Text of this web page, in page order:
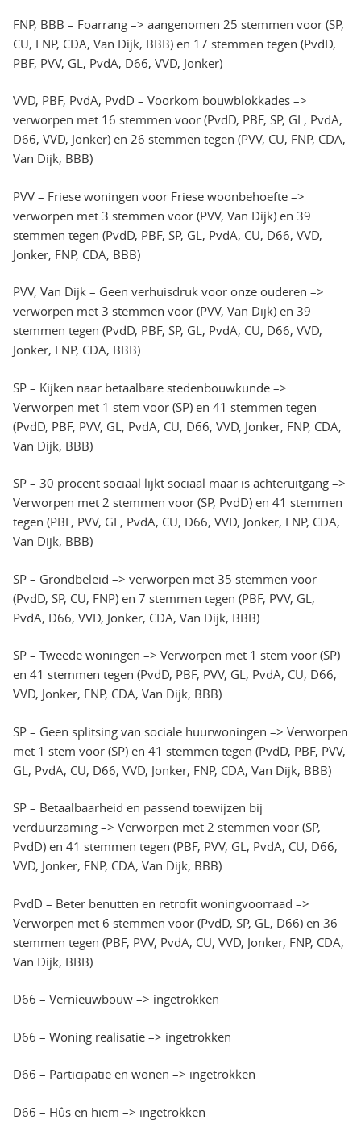
FNP, BBB – Foarrang –> aangenomen 25 stemmen voor (SP,
CU, FNP, CDA, Van Dijk, BBB) en 17 stemmen tegen (PvdD,
PBF, PVV, GL, PvdA, D66, VVD, Jonker)
VVD, PBF, PvdA, PvdD – Voorkom bouwblokkades –>
verworpen met 16 stemmen voor (PvdD, PBF, SP, GL, PvdA,
D66, VVD, Jonker) en 26 stemmen tegen (PVV, CU, FNP, CDA,
Van Dijk, BBB)
PVV – Friese woningen voor Friese woonbehoefte –>
verworpen met 3 stemmen voor (PVV, Van Dijk) en 39
stemmen tegen (PvdD, PBF, SP, GL, PvdA, CU, D66, VVD,
Jonker, FNP, CDA, BBB)
PVV, Van Dijk – Geen verhuisdruk voor onze ouderen –>
verworpen met 3 stemmen voor (PVV, Van Dijk) en 39
stemmen tegen (PvdD, PBF, SP, GL, PvdA, CU, D66, VVD,
Jonker, FNP, CDA, BBB)
SP – Kijken naar betaalbare stedenbouwkunde –>
Verworpen met 1 stem voor (SP) en 41 stemmen tegen
(PvdD, PBF, PVV, GL, PvdA, CU, D66, VVD, Jonker, FNP, CDA,
Van Dijk, BBB)
SP – 30 procent sociaal lijkt sociaal maar is achteruitgang –>
Verworpen met 2 stemmen voor (SP, PvdD) en 41 stemmen
tegen (PBF, PVV, GL, PvdA, CU, D66, VVD, Jonker, FNP, CDA,
Van Dijk, BBB)
SP – Grondbeleid –> verworpen met 35 stemmen voor
(PvdD, SP, CU, FNP) en 7 stemmen tegen (PBF, PVV, GL,
PvdA, D66, VVD, Jonker, CDA, Van Dijk, BBB)
SP – Tweede woningen –> Verworpen met 1 stem voor (SP)
en 41 stemmen tegen (PvdD, PBF, PVV, GL, PvdA, CU, D66,
VVD, Jonker, FNP, CDA, Van Dijk, BBB)
SP – Geen splitsing van sociale huurwoningen –> Verworpen
met 1 stem voor (SP) en 41 stemmen tegen (PvdD, PBF, PVV,
GL, PvdA, CU, D66, VVD, Jonker, FNP, CDA, Van Dijk, BBB)
SP – Betaalbaarheid en passend toewijzen bij
verduurzaming –> Verworpen met 2 stemmen voor (SP,
PvdD) en 41 stemmen tegen (PBF, PVV, GL, PvdA, CU, D66,
VVD, Jonker, FNP, CDA, Van Dijk, BBB)
PvdD – Beter benutten en retrofit woningvoorraad –>
Verworpen met 6 stemmen voor (PvdD, SP, GL, D66) en 36
stemmen tegen (PBF, PVV, PvdA, CU, VVD, Jonker, FNP, CDA,
Van Dijk, BBB)
D66 – Vernieuwbouw –> ingetrokken
D66 – Woning realisatie –> ingetrokken
D66 – Participatie en wonen –> ingetrokken
D66 – Hûs en hiem –> ingetrokken